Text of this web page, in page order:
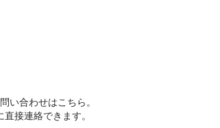
い合わせはこちら。
接連絡できます。